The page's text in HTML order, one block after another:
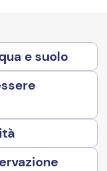
e suolo